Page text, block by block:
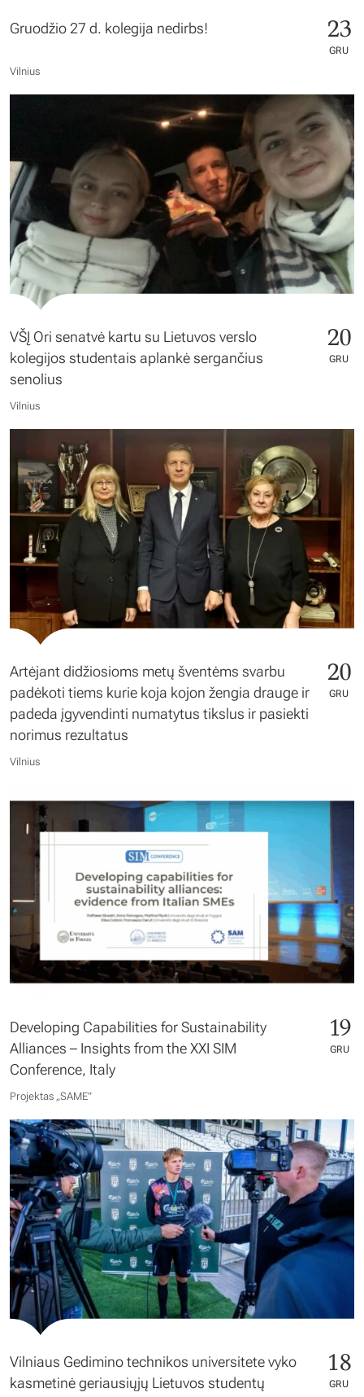
Gruodžio 27 d. kolegija nedirbs! 23
GRU
Vilnius
VŠĮ Ori senatvė kartu su Lietuvos verslo
kolegijos studentais aplankė sergančius
senolius
20
GRU
Vilnius
Artėjant didžiosioms metų šventėms svarbu
padėkoti tiems kurie koja kojon žengia drauge ir
padeda įgyvendinti numatytus tikslus ir pasiekti
norimus rezultatus
20
GRU
Vilnius
Developing Capabilities for Sustainability
Alliances – Insights from the XXI SIM
Conference, Italy
19
GRU
Projektas „SAME”
Vilniaus Gedimino technikos universitete vyko
kasmetinė geriausiųjų Lietuvos studentų
18
GRU